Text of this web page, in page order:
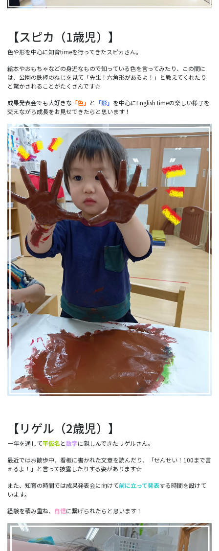
【スピカ（1歳児）】
色や形を中心に知育timeを行ってきたスピカさん。
絵本やおもちゃなどの身近なもので知っている色を言ってみたり、この間に
は、公園の鉄棒のねじを見て「先生！六角形があるよ！」と教えてくれたり
と驚かされることがたくさんです☆
成果発表会でも大好きな 「色」 と 「形」 を中心にEnglish timeの楽しい様子を
交えながら成長をお見せできたらと思います！
【リゲル（2歳児）】
一年を通して平仮名と数字に親しんできたリゲルさん。
最近ではお散歩中、看板に書かれた文章を読んだり、「せんせい！100まで言
えるよ！」と言って披露したりする姿があります☆
また、知育の時間では成果発表会に向けて前に立って発表する時間を設けて
います。
経験を積み重ね、 自信に繋げられたらと思います！